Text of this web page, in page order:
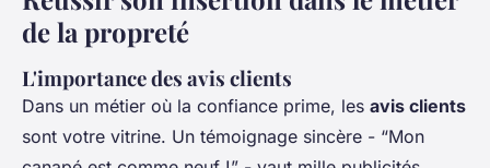
de la propreté
L'importance des avis clients
Dans un métier où la confiance prime, les avis clients
sont votre vitrine. Un témoignage sincère - “Mon